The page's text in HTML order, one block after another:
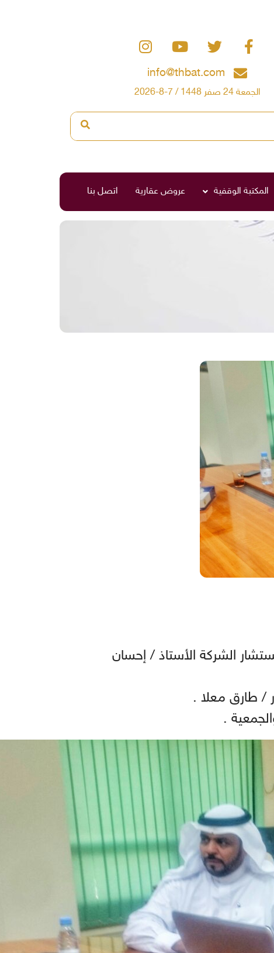
info@thbat.com
الجمعة 24 صفر 1448 / 7-8-2026
المكتبة الوقفية عروض عقارية اتصل بنا
الشركة الأستاذ / إحسان
/ طارق معلا .
.